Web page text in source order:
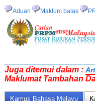
Aduan Maklum balas
Juga ditemui dalam :
Maklumat Tambahan
Kamus Bahasa Melayu